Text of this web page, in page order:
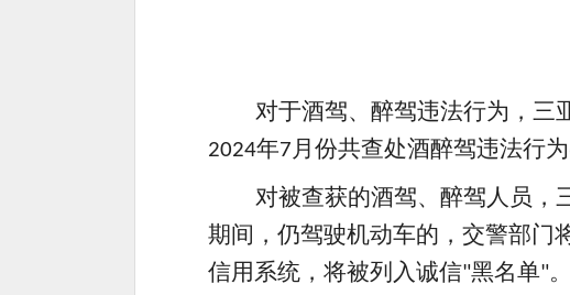
对于酒驾、醉驾违法行为，三
2024年7月份共查处酒醉驾违法行为
对被查获的酒驾、醉驾人员，
期间，仍驾驶机动车的，交警部门
信用系统，将被列入诚信"黑名单"